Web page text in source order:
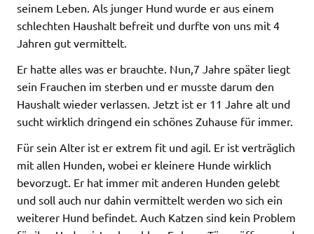
seinem Leben. Als junger Hund wurde er aus einem
schlechten Haushalt befreit und durfte von uns mit 4
Jahren gut vermittelt.
Er hatte alles was er brauchte. Nun,7 Jahre später liegt
sein Frauchen im sterben und er musste darum den
Haushalt wieder verlassen. Jetzt ist er 11 Jahre alt und
sucht wirklich dringend ein schönes Zuhause für immer.
Für sein Alter ist er extrem fit und agil. Er ist verträglich
mit allen Hunden, wobei er kleinere Hunde wirklich
bevorzugt. Er hat immer mit anderen Hunden gelebt
und soll auch nur dahin vermittelt werden wo sich ein
weiterer Hund befindet. Auch Katzen sind kein Problem